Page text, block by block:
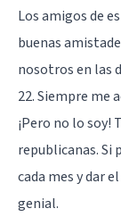
Los amigos de
buenas
nosotros en las
22. Siempre me
¡Pero no lo soy!
republicanas. Si
cada mes y dar
genial.